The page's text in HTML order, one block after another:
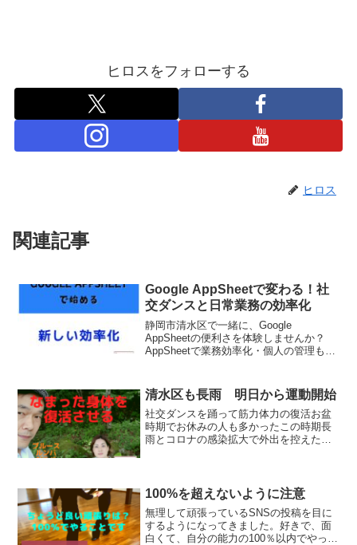
ヒロスをフォローする
ヒロス
関連記事
Google AppSheetで変わる！社
交ダンスと日常業務の効率化
静岡市清水区で一緒に、Google
AppSheetの便利さを体験しませんか？
AppSheetで業務効率化・個人の管理も簡
清水区も長雨 明日から運動開始
社交ダンスを踊って筋力体力の復活お盆
時期でお休みの人も多かったこの時期長
雨とコロナの感染拡大で外出を控えた生
動範囲が狭くなっていた人...
100%を超えないように注意
無理して頑張っているSNSの投稿を目に
するようになってきました。好きで、面
白くて、自分の能力の100％以内でやって